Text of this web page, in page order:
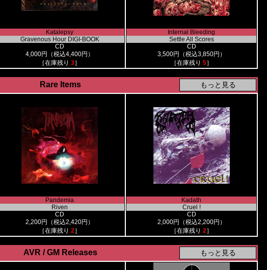
Katalepsy
Gravenous Hour DIGI-BOOK
CD
4,000円（税込4,400円）
［在庫残り 3］
Internal Bleeding
Settle All Scores
CD
3,500円（税込3,850円）
［在庫残り 5］
Rare Items
Pandemia
Riven
CD
2,200円（税込2,420円）
［在庫残り 2］
Kadath
Cruel !
CD
2,000円（税込2,200円）
［在庫残り 2］
AVR / GM Releases